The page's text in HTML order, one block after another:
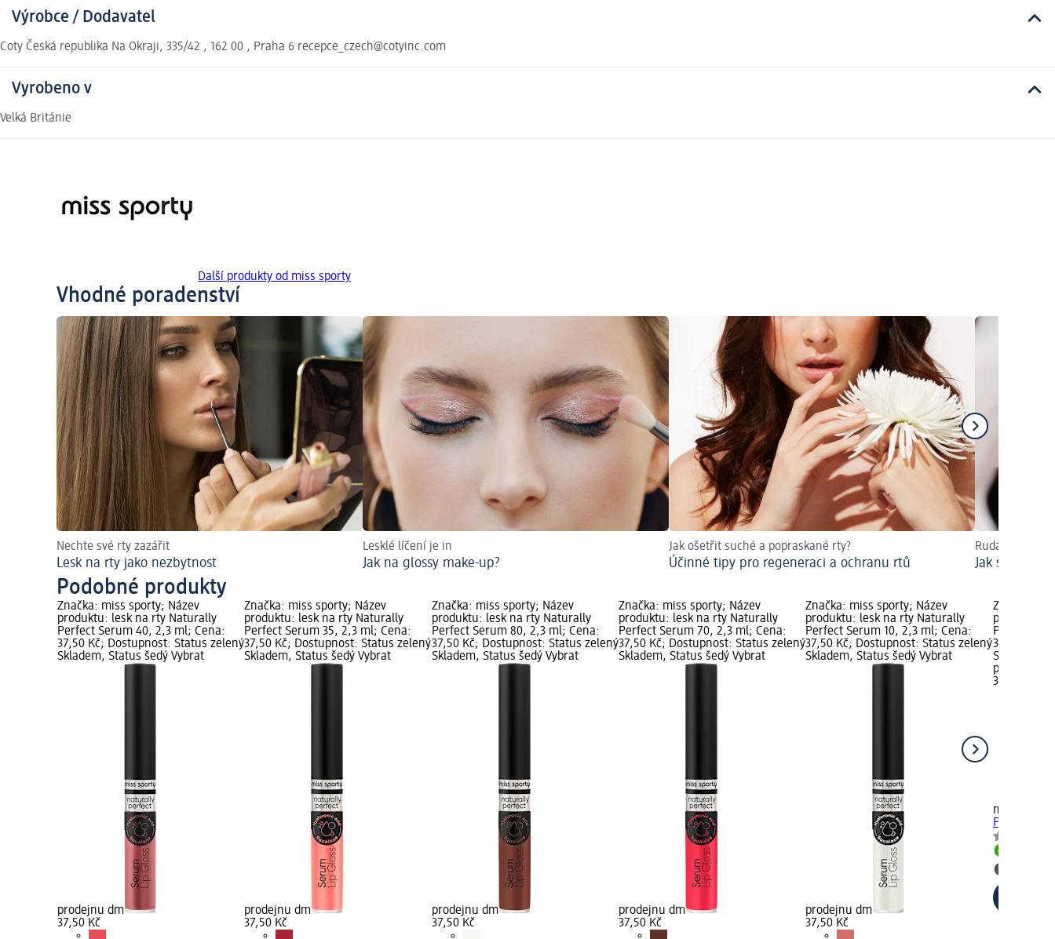
Výrobce / Dodavatel
Coty Česká republika Na Okraji, 335/42 , 162 00 , Praha 6 recepce_czech@cotyinc.com
Vyrobeno v
Velká Británie
Další produkty od miss sporty
Vhodné poradenství
Nechte své rty zazářit
Lesk na rty jako nezbytnost
Lesklé líčení je in
Jak na glossy make-up?
Jak ošetřit suché a popraskané rty?
Účinné tipy pro regeneraci a ochranu rtů
Rudá jako
Jak si nalíčit
Podobné produkty
Značka: miss sporty; Název
produktu: lesk na rty Naturally
Perfect Serum 40, 2,3 ml; Cena:
37,50 Kč; Dostupnost: Status zelený
Skladem, Status šedý Vybrat
prodejnu dm
37,50 Kč
Značka: miss sporty; Název
produktu: lesk na rty Naturally
Perfect Serum 35, 2,3 ml; Cena:
37,50 Kč; Dostupnost: Status zelený
Skladem, Status šedý Vybrat
prodejnu dm
37,50 Kč
Značka: miss sporty; Název
produktu: lesk na rty Naturally
Perfect Serum 80, 2,3 ml; Cena:
37,50 Kč; Dostupnost: Status zelený
Skladem, Status šedý Vybrat
prodejnu dm
37,50 Kč
Značka: miss sporty; Název
produktu: lesk na rty Naturally
Perfect Serum 70, 2,3 ml; Cena:
37,50 Kč; Dostupnost: Status zelený
Skladem, Status šedý Vybrat
prodejnu dm
37,50 Kč
Značka: miss sporty; Název
produktu: lesk na rty Naturally
Perfect Serum 10, 2,3 ml; Cena:
37,50 Kč; Dostupnost: Status zelený
Skladem, Status šedý Vybrat
prodejnu dm
37,50 Kč
Značka:
produktu:
Perfect
37,50 Kč;
Skladem,
prodejnu
37,50 Kč
miss sporty
Perfect